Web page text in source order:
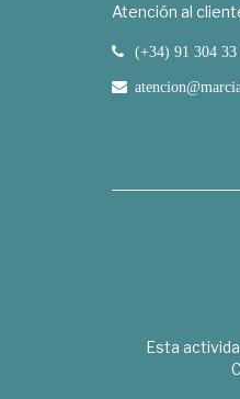
Atención al
(+34) 91 304 33
Esta